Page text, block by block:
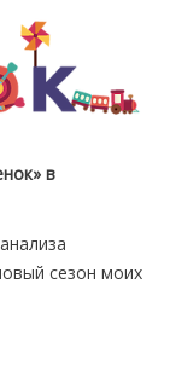
в
сезон моих